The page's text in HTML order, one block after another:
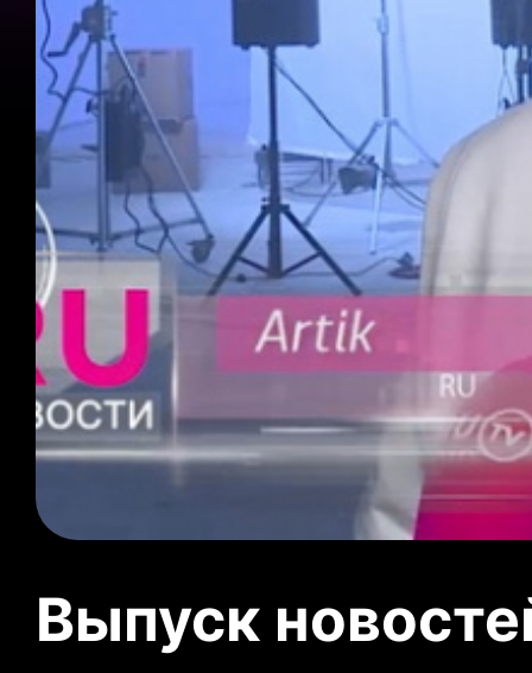
Выпуск